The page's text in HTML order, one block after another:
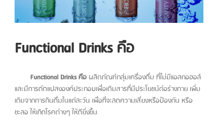
Functional Drinks คือ
Functional Drinks คือ ผลิตภัณฑ์กลุ่มเครื่องดื่ม ที่ไม่มีแอลกอฮอล์
และมีการดัดแปลงองค์ประกอบเพื่อเติมสารที่มีประโยชน์ต่อร่างกาย เพิ่ม
เติมจากการกินดื่มในแต่ละวัน เพื่อที่จะลดความเสี่ยงหรือป้องกัน หรือ
ชะลอ ให้เกิดโรคต่างๆ ให้ดียิ่งขึ้น